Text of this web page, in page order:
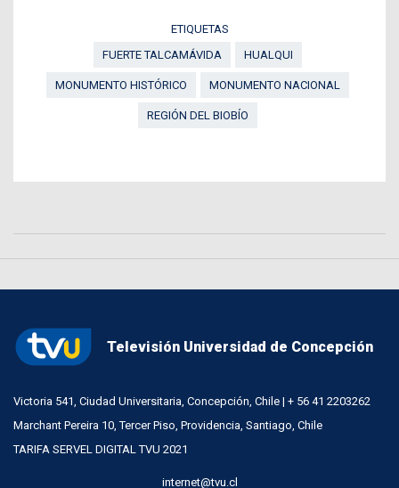
ETIQUETAS
FUERTE TALCAMÁVIDA
HUALQUI
MONUMENTO HISTÓRICO MONUMENTO NACIONAL
REGIÓN DEL BIOBÍO
Televisión Universidad de Concepción
Victoria 541, Ciudad Universitaria, Concepción, Chile | + 56 41 2203262
Marchant Pereira 10, Tercer Piso, Providencia, Santiago, Chile
TARIFA SERVEL DIGITAL TVU 2021
internet@tvu.cl